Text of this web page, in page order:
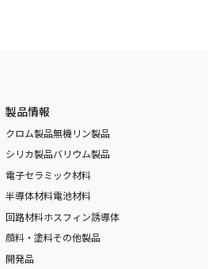
製品情報
クロム製品無機リン製品
シリカ製品バリウム製品
電子セラミック材料
半導体材料電池材料
回路材料ホスフィン誘導体
顔料・塗料その他製品
開発品